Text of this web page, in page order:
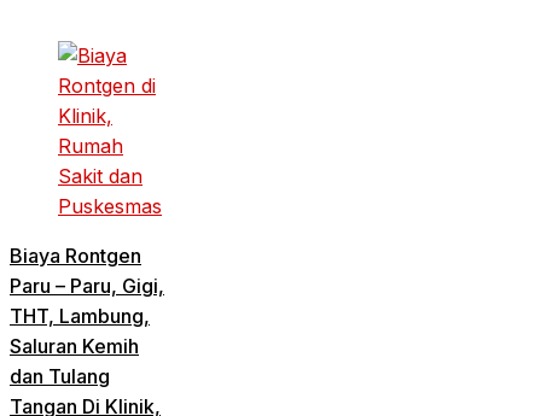
Biaya Rontgen
Paru – Paru, Gigi,
THT, Lambung,
Saluran Kemih
dan Tulang
Tangan Di Klinik,